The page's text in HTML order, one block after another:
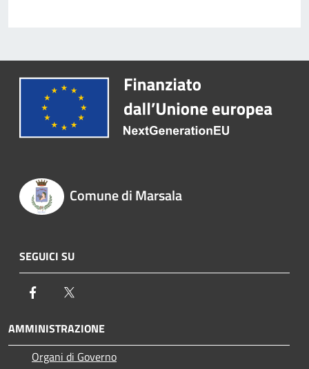
Comune di Marsala
SEGUICI SU
Facebook
AMMINISTRAZIONE
Organi di Governo